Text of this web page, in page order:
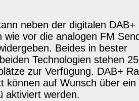
neben der digitalen DAB+
wie vor die analogen FM
Beides in bester
Technologien stehen
zur Verfügung. DAB+
können auf Wunsch über ein
aktiviert werden.